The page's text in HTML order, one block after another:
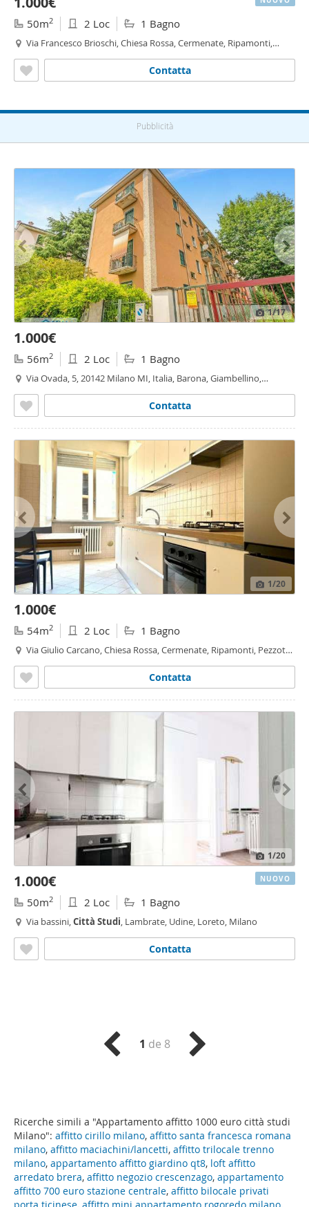
Ricerche simili a "Appartamento affitto 1000 euro città studi
Milano": affitto cirillo milano, affitto santa francesca romana
milano, affitto maciachini/lancetti, affitto trilocale trenno
milano, appartamento affitto giardino qt8, loft affitto
arredato brera, affitto negozio crescenzago, appartamento
affitto 700 euro stazione centrale, affitto bilocale privati
50m2 2 Loc 1 Bagno
Via Francesco Brioschi, Chiesa Rossa, Cermenate, Ripamonti,
Contatta
Pubblicità
1/17
1.000€
56m2 2 Loc 1 Bagno
Via Ovada, 5, 20142 Milano MI, Italia, Barona, Giambellino,
Contatta
1/20
1.000€
54m2 2 Loc 1 Bagno
Via Giulio Carcano, Chiesa Rossa, Cermenate, Ripamonti, Pezzotti
Contatta
1/20
1.000€
50m2 2 Loc 1 Bagno
Via bassini,Città Studi, Lambrate, Udine, Loreto, Milano
Contatta
NUOVO
1 de 8